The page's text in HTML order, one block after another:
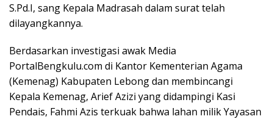
S.Pd.I, sang Kepala Madrasah dalam surat telah
dilayangkannya.
Berdasarkan investigasi awak Media
PortalBengkulu.com di Kantor Kementerian Agama
(Kemenag) Kabupaten Lebong dan membincangi
Kepala Kemenag, Arief Azizi yang didampingi Kasi
Pendais, Fahmi Azis terkuak bahwa lahan milik Yayasan